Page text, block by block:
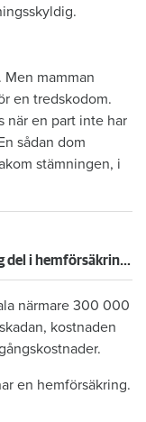
mamman
en tredskodom.
när en part inte har
sådan dom
stämningen, i
Ansvarsskyddet – en viktig del i hemförsäkringen
närmare 300 000
kostnaden
en hemförsäkring.